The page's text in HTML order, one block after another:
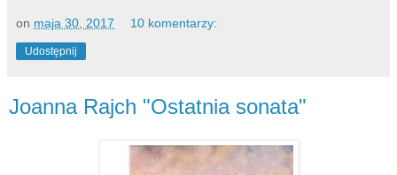
on maja 30, 2017 10 komentarzy:
Udostępnij
Joanna Rajch "Ostatnia sonata"